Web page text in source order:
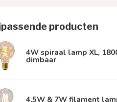
producten
4W spiraal lamp XL,
dimbaar
4,5W & 7W filament